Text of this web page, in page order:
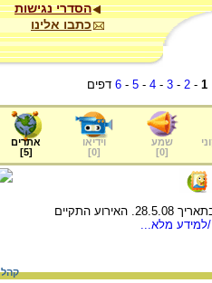
הסדרי נגישות
כתבו אלינו
1
-
2
-
3
-
4
-
5
-
6 דפים
שמע
[
0
]
וידיאו
[
0
]
אתרים
[
5
]
על יום הנערה הראשון בכפר סבא שהתקיים בתאריך 28.5.08. האירוע התקיים
מלא...